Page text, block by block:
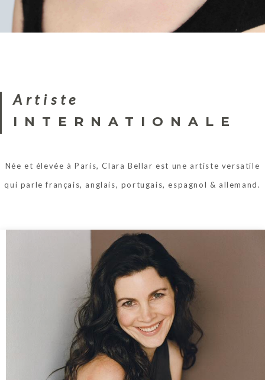
Artiste
INTERNATIONALE
Née et élevée à Paris, Clara Bellar est une artiste versatile
qui parle français, anglais, portugais, espagnol & allemand.